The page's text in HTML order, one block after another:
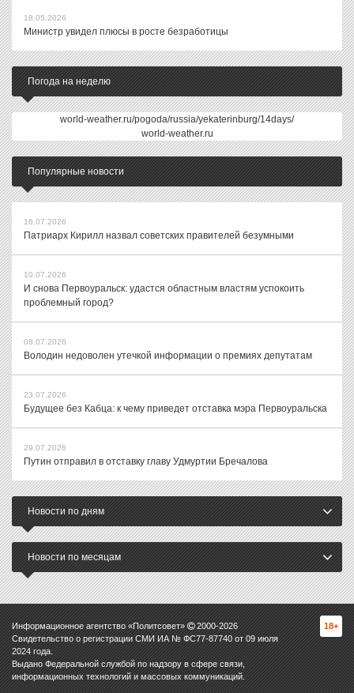
18.05.2026
Министр увидел плюсы в росте безработицы
Погода на неделю
world-weather.ru/pogoda/russia/yekaterinburg/14days/
world-weather.ru
Популярные новости
16.07.2026
Патриарх Кирилл назвал советских правителей безумными
10.07.2026
И снова Первоуральск: удастся областным властям успокоить
проблемный город?
08.07.2026
Володин недоволен утечкой информации о премиях депутатам
23.07.2026
Будущее без Кабца: к чему приведет отставка мэра Первоуральска
29.07.2026
Путин отправил в отставку главу Удмуртии Бречалова
Новости по дням
Новости по месяцам
Информационное агентство «Политсовет» 2000-2026
Свидетельство о регистрации СМИ ИА № ФС77-87740 от 09 июля
2024 года.
Выдано Федеральной службой по надзору в сфере связи,
информационных технологий и массовых коммуникаций.
18+